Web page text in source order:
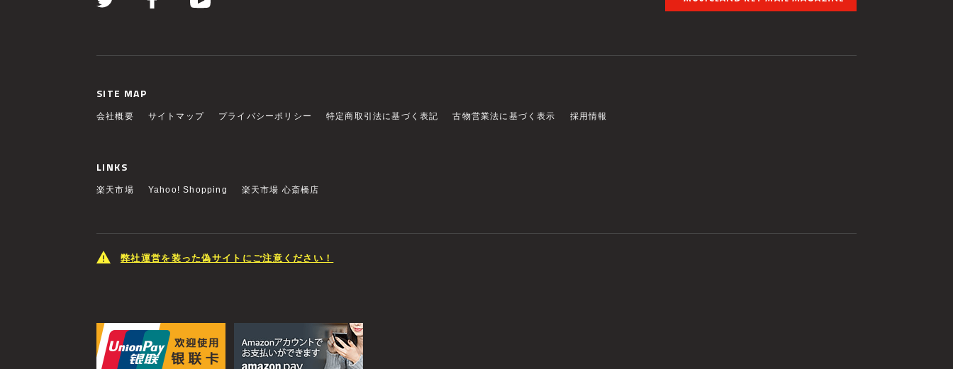
SITE MAP
会社概要 サイトマップ プライバシーポリシー 特定商取引法に基づく表記 古物営業法に基づく表示 採用情報
LINKS
楽天市場 Yahoo! Shopping 楽天市場 心斎橋店
弊社運営を装った偽サイトにご注意ください！